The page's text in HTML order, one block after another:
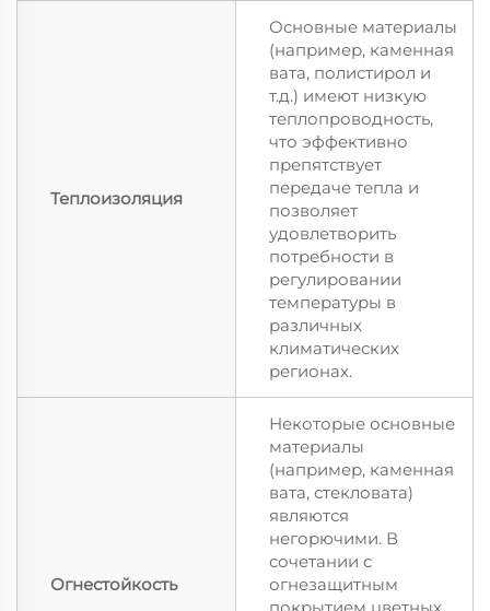
Теплоизоляция
Основные материалы
(например, каменная
вата, полистирол и
т.д.) имеют низкую
теплопроводность,
что эффективно
препятствует
передаче тепла и
позволяет
удовлетворить
потребности в
регулировании
температуры в
различных
климатических
регионах.
Огнестойкость
Некоторые основные
материалы
(например, каменная
вата, стекловата)
являются
негорючими. В
сочетании с
огнезащитным